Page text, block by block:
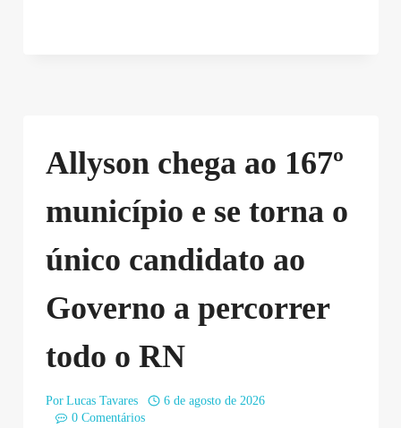
Allyson chega ao 167º
município e se torna o
único candidato ao
Governo a percorrer
todo o RN
Por Lucas Tavares
6 de agosto de 2026
0 Comentários